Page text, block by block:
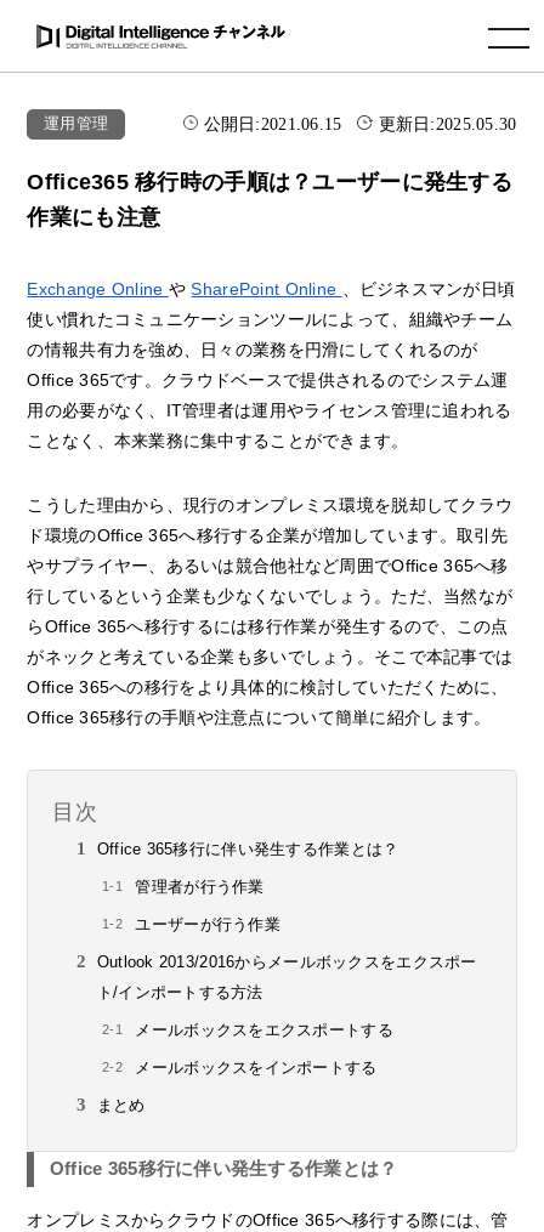
toggle navigation
運用管理 公開日:2021.06.15 更新日:2025.05.30
Office365 移行時の手順は？ユーザーに発生する
作業にも注意
Exchange Online やSharePoint Online 、ビジネスマンが日頃
使い慣れたコミュニケーションツールによって、組織やチーム
の情報共有力を強め、日々の業務を円滑にしてくれるのが
Office 365です。クラウドベースで提供されるのでシステム運
用の必要がなく、IT管理者は運用やライセンス管理に追われる
ことなく、本来業務に集中することができます。
こうした理由から、現行のオンプレミス環境を脱却してクラウ
ド環境のOffice 365へ移行する企業が増加しています。取引先
やサプライヤー、あるいは競合他社など周囲でOffice 365へ移
行しているという企業も少なくないでしょう。ただ、当然なが
らOffice 365へ移行するには移行作業が発生するので、この点
がネックと考えている企業も多いでしょう。そこで本記事では
Office 365への移行をより具体的に検討していただくために、
Office 365移行の手順や注意点について簡単に紹介します。
目次
Office 365移行に伴い発生する作業とは？
管理者が行う作業
ユーザーが行う作業
Outlook 2013/2016からメールボックスをエクスポー
ト/インポートする方法
メールボックスをエクスポートする
メールボックスをインポートする
まとめ
Office 365移行に伴い発生する作業とは？
オンプレミスからクラウドのOffice 365へ移行する際には、管